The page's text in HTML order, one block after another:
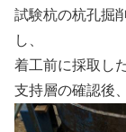
試験杭の杭孔掘
し、
着工前に採取し
支持層の確認後